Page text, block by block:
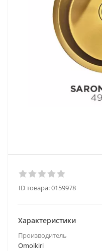
ID товара:0159978
Характеристики
Производитель
Omoikiri